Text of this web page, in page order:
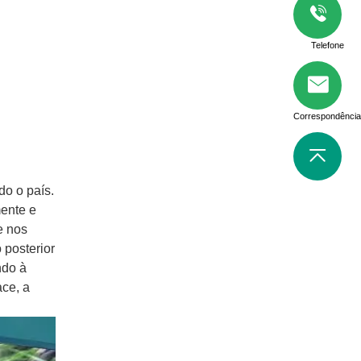
o país.
e
nos
posterior
à
a
Telefone
Correspondência